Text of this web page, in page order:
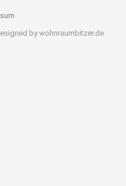
by wohnraumbitzer.de